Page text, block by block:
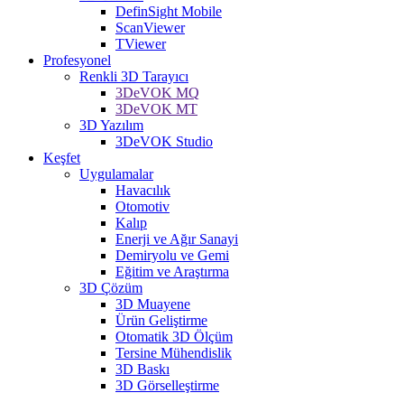
DefinSight Mobile
ScanViewer
TViewer
Profesyonel
Renkli 3D Tarayıcı
3DeVOK MQ
3DeVOK MT
3D Yazılım
3DeVOK Studio
Keşfet
Uygulamalar
Havacılık
Otomotiv
Kalıp
Enerji ve Ağır Sanayi
Demiryolu ve Gemi
Eğitim ve Araştırma
3D Çözüm
3D Muayene
Ürün Geliştirme
Otomatik 3D Ölçüm
Tersine Mühendislik
3D Baskı
3D Görselleştirme